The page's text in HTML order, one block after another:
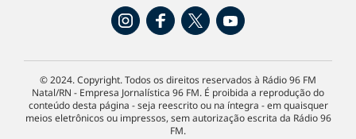
© 2024. Copyright. Todos os direitos reservados à Rádio 96 FM
Natal/RN - Empresa Jornalística 96 FM. É proibida a reprodução do
conteúdo desta página - seja reescrito ou na íntegra - em quaisquer
meios eletrônicos ou impressos, sem autorização escrita da Rádio 96
FM.